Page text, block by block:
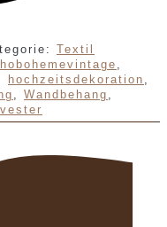
Textil
,
hochzeitsdekoration ,
, Wandbehang ,